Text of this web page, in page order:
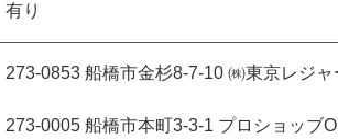
有り
273-0853 船橋市金杉8-7-10 ㈱東京レジ
273-0005 船橋市本町3-3-1 プロショッブ